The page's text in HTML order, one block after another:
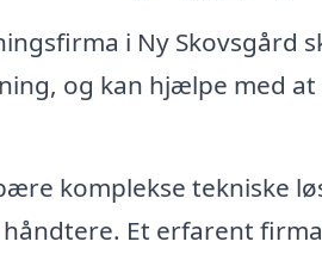
i Ny Skovsgård
og kan hjælpe med at
komplekse tekniske
Et erfarent